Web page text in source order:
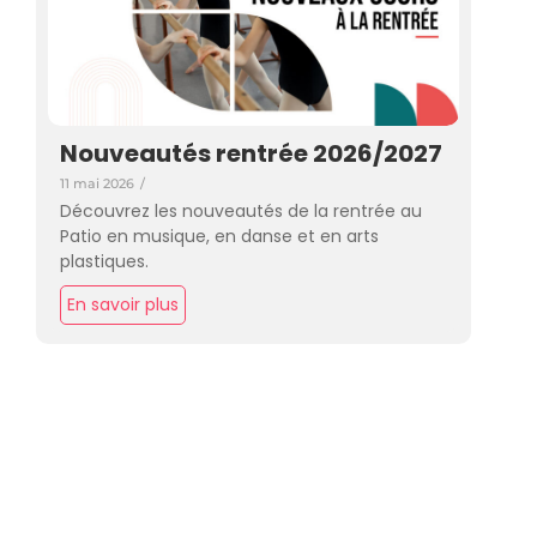
Nouveautés rentrée 2026/2027
11 mai 2026 /
Découvrez les nouveautés de la rentrée au
Patio en musique, en danse et en arts
plastiques.
En savoir plus